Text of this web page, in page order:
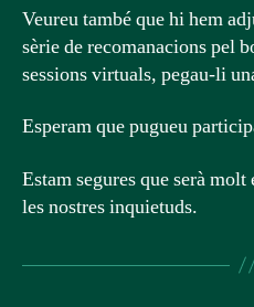
Veureu també que hi hem
sèrie de recomanacions pel
sessions virtuals, pegau-li
Esperam que pugueu
Estam segures que serà
les nostres inquietuds.